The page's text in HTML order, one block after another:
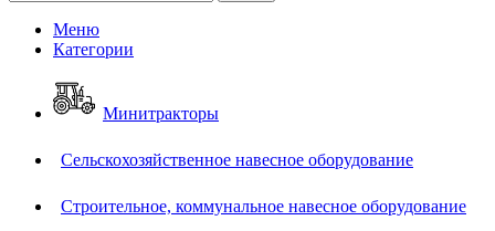
Меню
Категории
Минитракторы
Сельскохозяйственное навесное оборудование
Строительное, коммунальное навесное оборудование